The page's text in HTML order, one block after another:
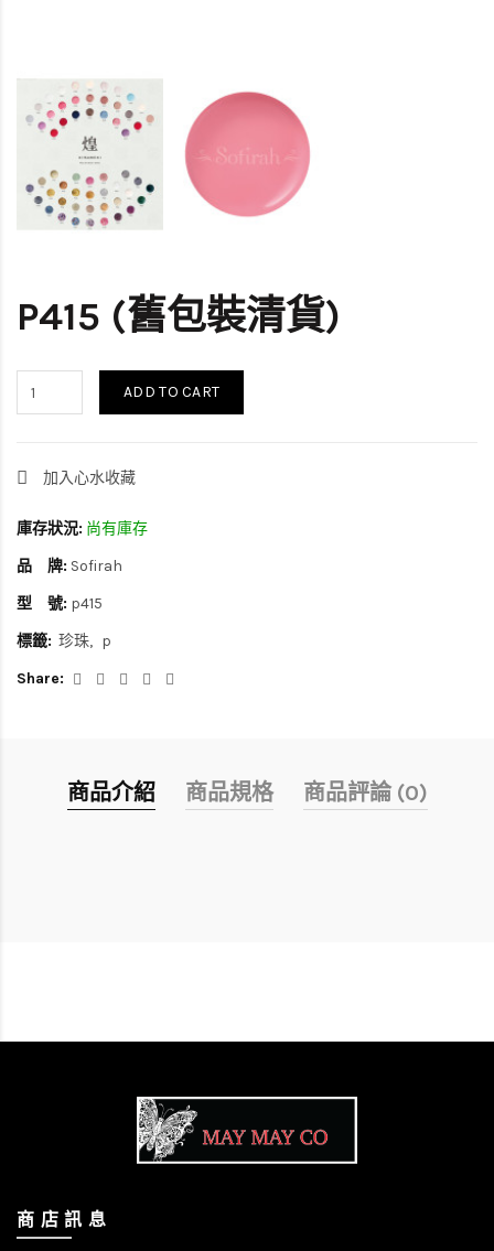
P415 (舊包裝清貨)
ADD TO CART
加入心水收藏
庫存狀況: 尚有庫存
品 牌: Sofirah
型 號: p415
標籤: 珍珠
p
Share:
商品介紹 商品規格 商品評論 (0)
商 店 訊 息